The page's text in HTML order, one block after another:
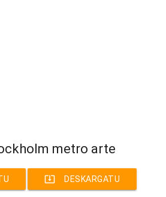
metro arte
system_update_alt DESKARGATU